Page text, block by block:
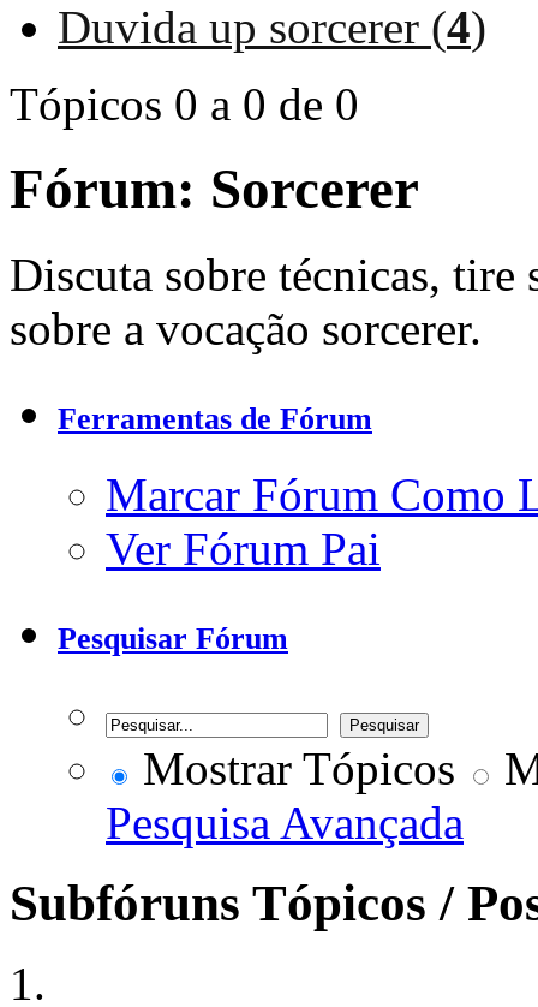
Duvida up sorcerer (4)
Tópicos 0 a 0 de 0
Fórum: Sorcerer
Discuta sobre técnicas,
sobre a vocação sorcerer.
Ferramentas de Fórum
Marcar Fórum Como
Ver Fórum Pai
Pesquisar Fórum
Mostrar Tópicos
Pesquisa Avançada
Subfóruns Tópicos /